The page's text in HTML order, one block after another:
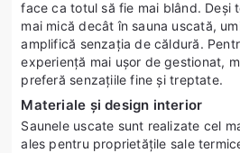
face ca totul să fie mai blând. Deși
mai mică decât în sauna uscată,
amplifică senzația de căldură.
experiență mai ușor de gestionat,
preferă senzațiile fine și treptate.
Materiale și design interior
Saunele uscate sunt realizate cel
ales pentru proprietățile sale